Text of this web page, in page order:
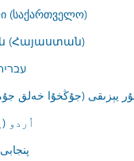
(საქართველო)
(Հայաստան)
يېزىقى (جۇڭخۇا خەلق
اُردو